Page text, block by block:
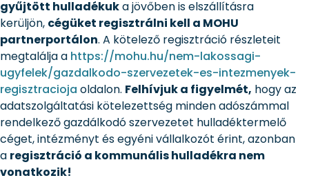
gyűjtött hulladékuka jövőben is elszállításra
kerüljön, cégüket regisztrálni kell a MOHU
partnerportálon. A kötelező regisztráció részleteit
megtalálja a https://mohu.hu/nem-lakossagi-
ugyfelek/gazdalkodo-szervezetek-es-intezmenyek-
regisztracioja oldalon. Felhívjuk a figyelmét, hogy az
adatszolgáltatási kötelezettség minden adószámmal
rendelkező gazdálkodó szervezetet hulladéktermelő
céget, intézményt és egyéni vállalkozót érint, azonban
a regisztráció a kommunális hulladékra nem
vonatkozik!